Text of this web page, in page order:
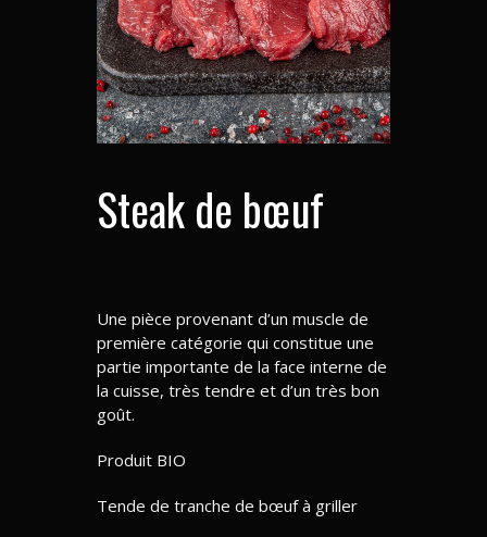
Steak de bœuf
Une pièce provenant d’un muscle de
première catégorie qui constitue une
partie importante de la face interne de
la cuisse, très tendre et d’un très bon
goût.
Produit BIO
Tende de tranche de bœuf à griller